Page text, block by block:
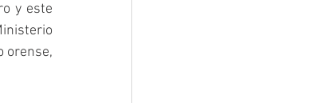
y este
orense,